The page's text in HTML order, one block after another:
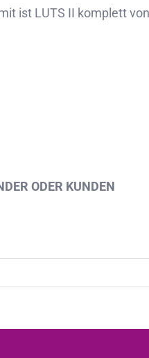
ist LUTS II komplett
ODER KUNDEN